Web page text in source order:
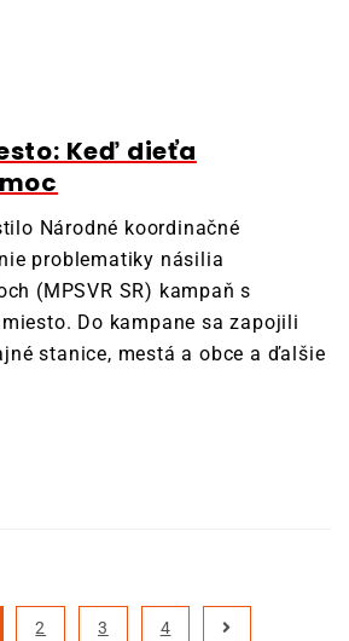
Keď dieťa
Národné koordinačné
problematiky násilia
(MPSVR SR) kampaň s
Do kampane sa zapojili
stanice, mestá a obce a ďalšie
2 3 4